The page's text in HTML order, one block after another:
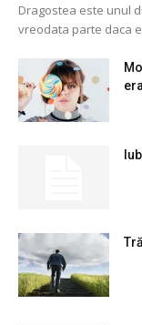
Dragostea este unul
vreodata parte daca